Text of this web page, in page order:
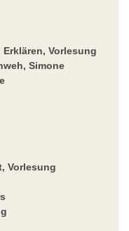
Vorlesung
Simone
Vorlesung